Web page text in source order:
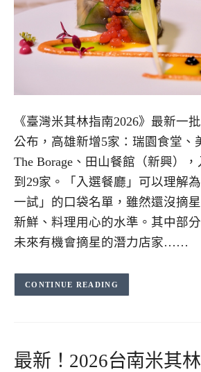
《臺灣米其林指南2026》最新一
公布，高雄新增5家：瑞園食堂、
The Borage、田山餐館（新興）
到29家。「入選餐廳」可以理解
一試」的口袋名單，雖然還沒摘
新鮮、料理用心的水準。其中部
未來有機會摘星的潛力店家……
CONTINUE READING
最新！2026台南米其林